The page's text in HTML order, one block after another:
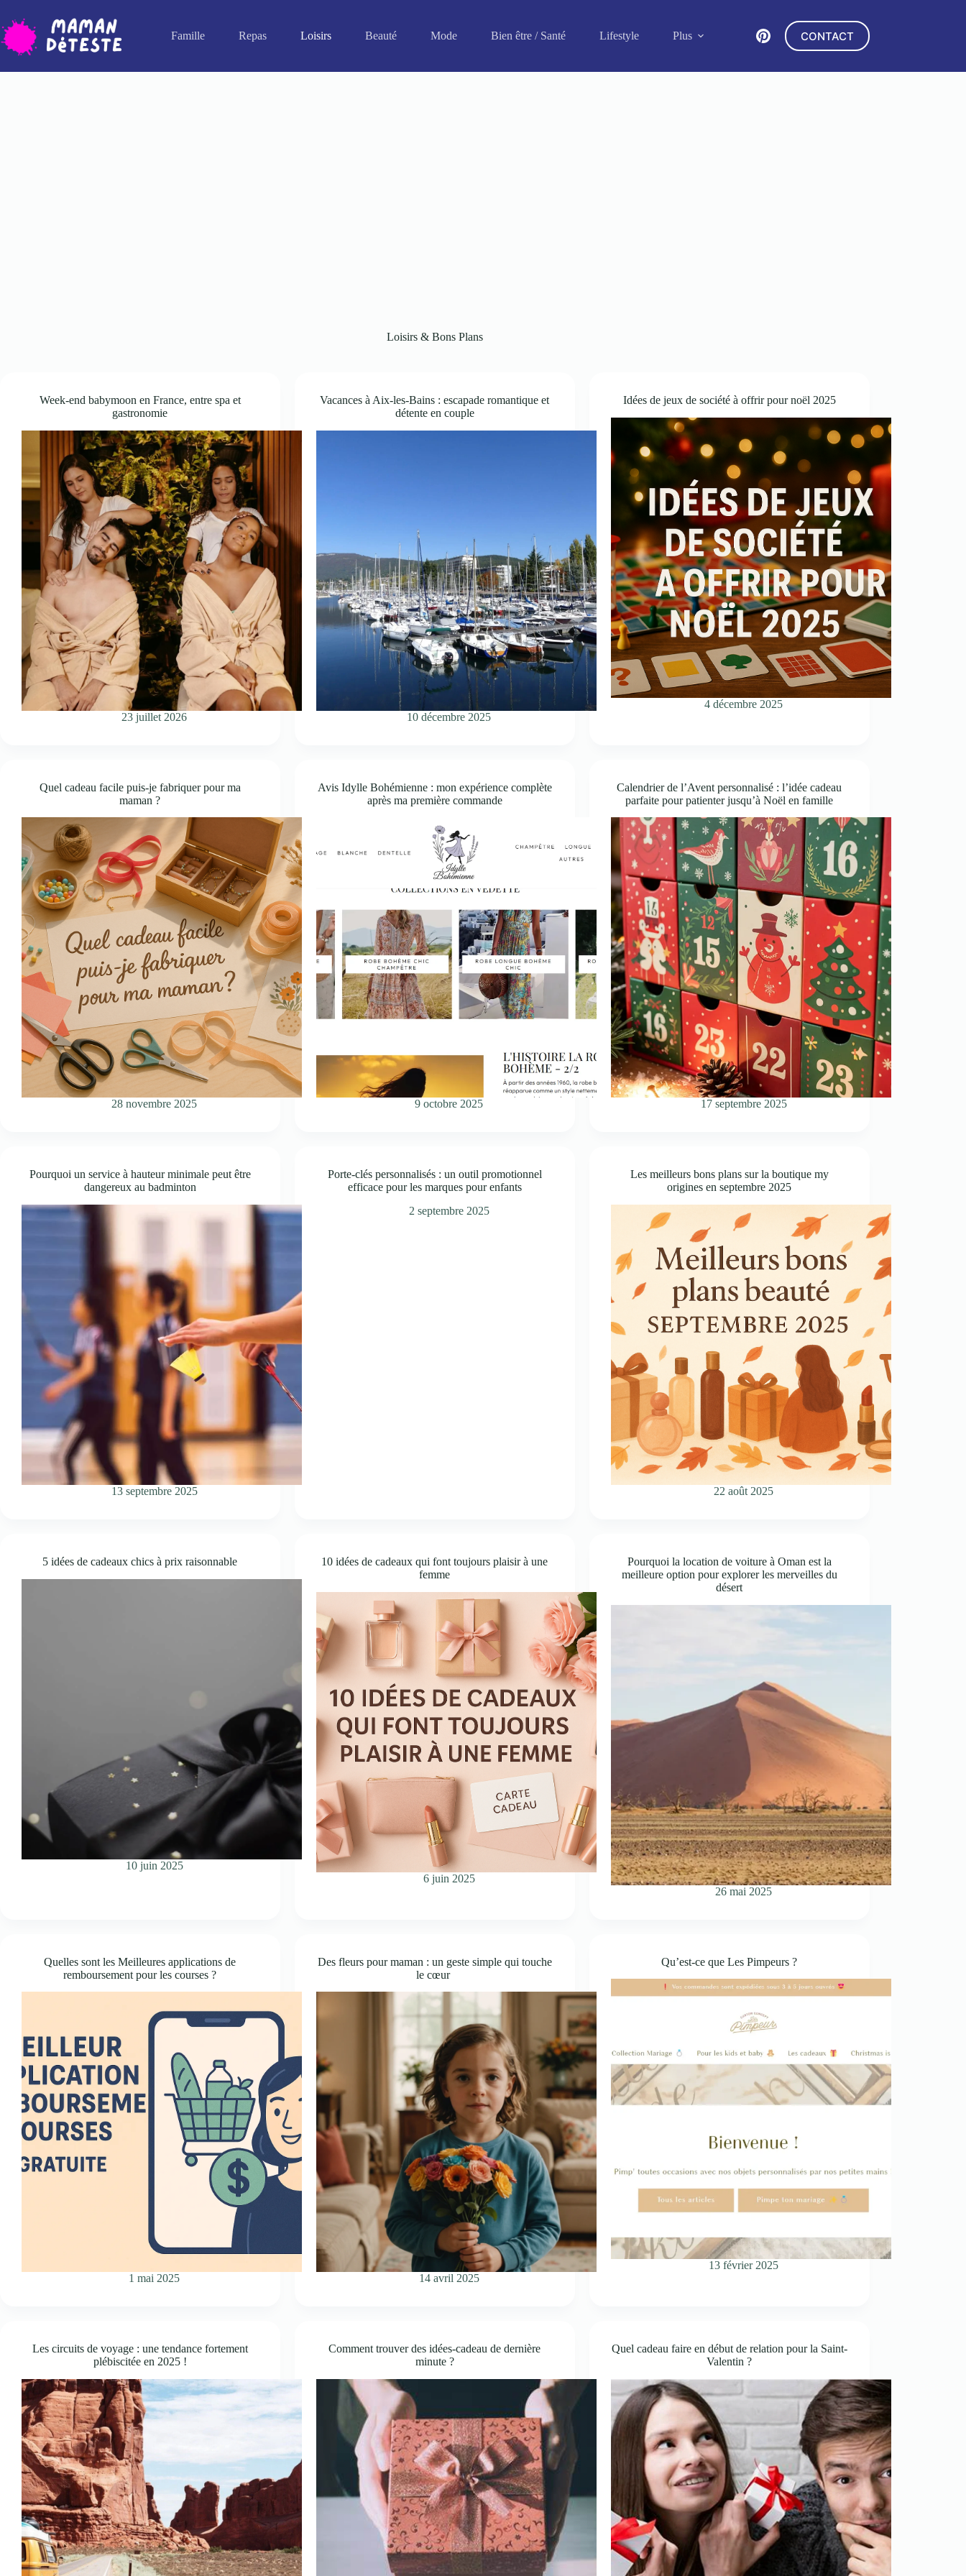
contenu
Famille Repas Loisirs Beauté Mode Bien être / Santé Lifestyle Plus CONTACT
Loisirs & Bons Plans
Week-end babymoon en France, entre spa et
gastronomie
23 juillet 2026
Vacances à Aix-les-Bains : escapade romantique et
détente en couple
10 décembre 2025
Idées de jeux de société à offrir pour noël 2025
4 décembre 2025
Quel cadeau facile puis-je fabriquer pour ma
maman ?
28 novembre 2025
Avis Idylle Bohémienne : mon expérience complète
après ma première commande
9 octobre 2025
Calendrier de l’Avent personnalisé : l’idée cadeau
parfaite pour patienter jusqu’à Noël en famille
17 septembre 2025
Pourquoi un service à hauteur minimale peut être
dangereux au badminton
13 septembre 2025
Porte-clés personnalisés : un outil promotionnel
efficace pour les marques pour enfants
2 septembre 2025
Les meilleurs bons plans sur la boutique my
origines en septembre 2025
22 août 2025
5 idées de cadeaux chics à prix raisonnable
10 juin 2025
10 idées de cadeaux qui font toujours plaisir à une
femme
6 juin 2025
Pourquoi la location de voiture à Oman est la
meilleure option pour explorer les merveilles du
désert
26 mai 2025
Quelles sont les Meilleures applications de
remboursement pour les courses ?
1 mai 2025
Des fleurs pour maman : un geste simple qui touche
le cœur
14 avril 2025
Qu’est-ce que Les Pimpeurs ?
13 février 2025
Les circuits de voyage : une tendance fortement
plébiscitée en 2025 !
Comment trouver des idées-cadeau de dernière
minute ?
Quel cadeau faire en début de relation pour la Saint-
Valentin ?